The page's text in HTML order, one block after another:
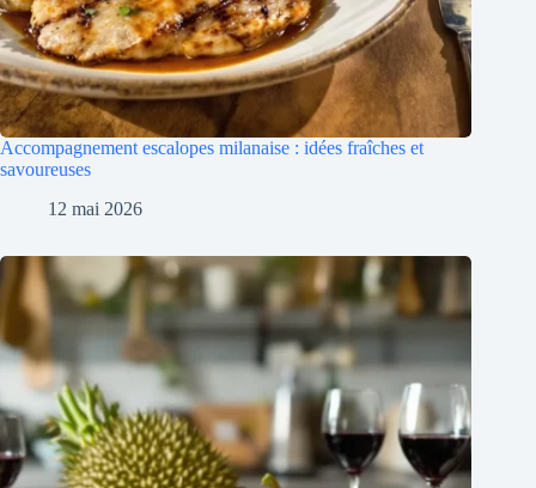
Accompagnement escalopes milanaise : idées fraîches et
savoureuses
12 mai 2026